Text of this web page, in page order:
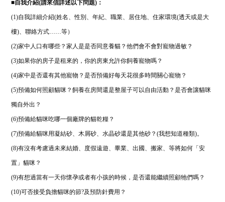
■自我介紹(請來信詳述以下問題)：
(1)自我詳細介紹(姓名、性別、年紀、職業、居住地、住家環境(透天或是大
樓)、聯絡方式……等）
(2)家中人口有哪些？家人是是否同意養貓？他們會不會對寵物過敏？
(3)如果你的房子是租來的，你的房東允許你飼養寵物嗎？
(4)家中是否還有其他寵物？是否預備好每天花很多時間關心寵物？
(5)預備如何照顧貓咪？飼養在房間還是整屋子可以自由活動？是否會讓貓咪
獨自外出？
(6)預備給貓咪吃哪一個廠牌的貓乾糧？
(7)預備給貓咪用凝結砂、木屑砂、水晶砂還是其他砂？(我想知道種類)。
(8)有沒有考慮過未來結婚、度假遠遊、畢業、出國、搬家、等將如何「安
置」貓咪？
(9)有想過當有一天你懷孕或者有小孩的時候，是否還能繼續照顧牠們嗎？
(10)可否接受負擔貓咪的節?及預防針費用？